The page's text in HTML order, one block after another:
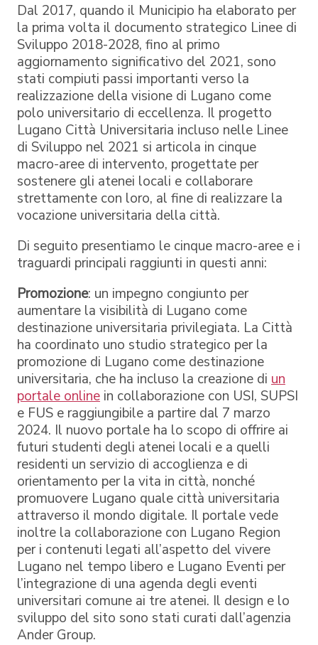
Dal 2017, quando il Municipio ha elaborato per
la prima volta il documento strategico Linee di
Sviluppo 2018-2028, fino al primo
aggiornamento significativo del 2021, sono
stati compiuti passi importanti verso la
realizzazione della visione di Lugano come
polo universitario di eccellenza. Il progetto
Lugano Città Universitaria incluso nelle Linee
di Sviluppo nel 2021 si articola in cinque
macro-aree di intervento, progettate per
sostenere gli atenei locali e collaborare
strettamente con loro, al fine di realizzare la
vocazione universitaria della città.
Di seguito presentiamo le cinque macro-aree e i
traguardi principali raggiunti in questi anni:
Promozione: un impegno congiunto per
aumentare la visibilità di Lugano come
destinazione universitaria privilegiata. La Città
ha coordinato uno studio strategico per la
promozione di Lugano come destinazione
universitaria, che ha incluso la creazione di un
portale online in collaborazione con USI, SUPSI
e FUS e raggiungibile a partire dal 7 marzo
2024. Il nuovo portale ha lo scopo di offrire ai
futuri studenti degli atenei locali e a quelli
residenti un servizio di accoglienza e di
orientamento per la vita in città, nonché
promuovere Lugano quale città universitaria
attraverso il mondo digitale. Il portale vede
inoltre la collaborazione con Lugano Region
per i contenuti legati all’aspetto del vivere
Lugano nel tempo libero e Lugano Eventi per
l’integrazione di una agenda degli eventi
universitari comune ai tre atenei. Il design e lo
sviluppo del sito sono stati curati dall’agenzia
Ander Group.